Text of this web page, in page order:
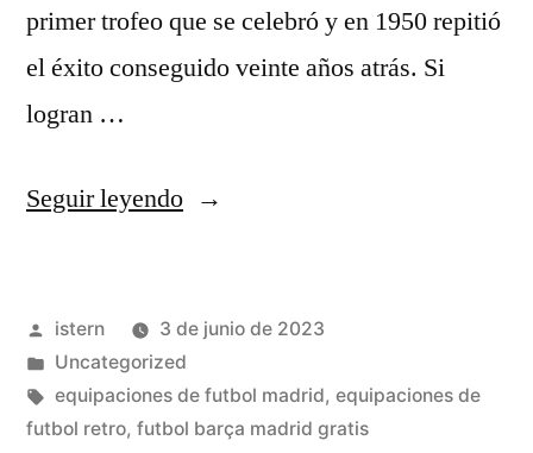
primer trofeo que se celebró y en 1950 repitió
el éxito conseguido veinte años atrás. Si
logran …
Seguir leyendo«mejor
comprar
camisetas
de
Publicado
por
istern
3 de junio de 2023
Publicado
en
Uncategorized
Etiquetas:
equipaciones de futbol madrid, equipaciones de
futbol retro, futbol barça madrid gratis